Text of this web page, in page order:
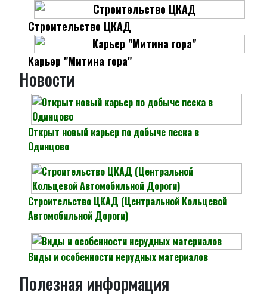
Строительство ЦКАД
Карьер "Митина гора"
Новости
Открыт новый карьер по добыче песка в
Одинцово
Строительство ЦКАД (Центральной Кольцевой
Автомобильной Дороги)
Виды и особенности нерудных материалов
Полезная информация